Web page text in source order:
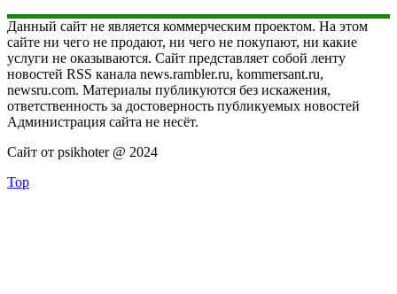
Данный сайт не является коммерческим проектом. На этом
сайте ни чего не продают, ни чего не покупают, ни какие
услуги не оказываются. Сайт представляет собой ленту
новостей RSS канала news.rambler.ru, kommersant.ru,
newsru.com. Материалы публикуются без искажения,
ответственность за достоверность публикуемых новостей
Администрация сайта не несёт.
Сайт от psikhoter @ 2024
Top